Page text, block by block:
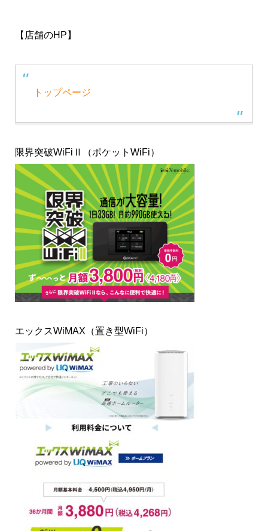
【店舗のHP】
トップページ
限界突破WiFiⅡ（ポケットWiFi）
エックスWiMAX（置き型WiFi）